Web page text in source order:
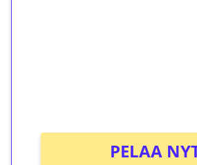
PELAA